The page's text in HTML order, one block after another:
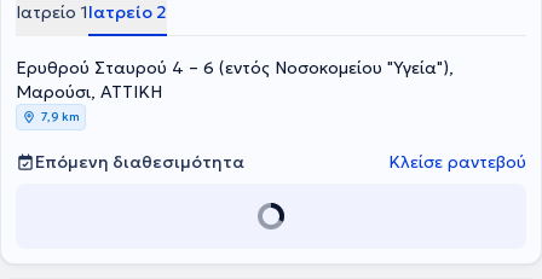
Ιατρείο 1Ιατρείο 2
Ερυθρού Σταυρού 4 – 6 (εντός Νοσοκομείου "Υγεία"),
Μαρούσι, ΑΤΤΙΚΗ
7,9 km
Επόμενη διαθεσιμότητα Κλείσε ραντεβού